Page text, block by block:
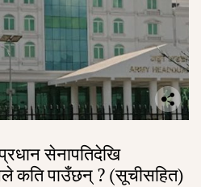
सेनापतिदेखि
कति पाउँछन् ? (सूचीसहित)